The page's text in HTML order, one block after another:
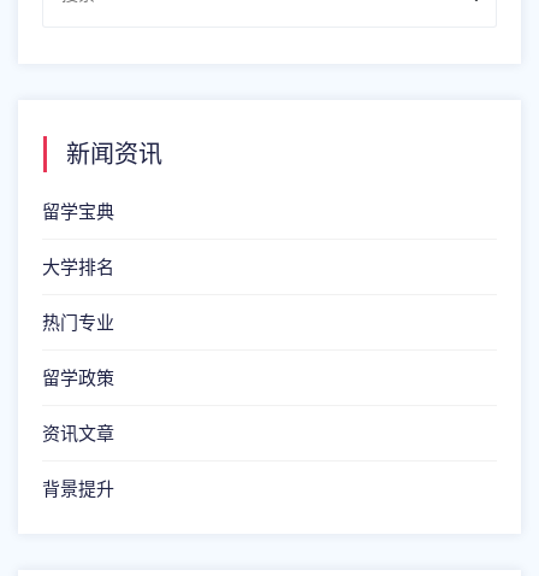
新闻资讯
留学宝典
大学排名
热门专业
留学政策
资讯文章
背景提升